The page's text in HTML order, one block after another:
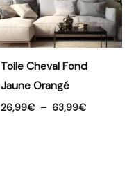
Toile Cheval Fond
Jaune Orangé
26,99€ – 63,99€